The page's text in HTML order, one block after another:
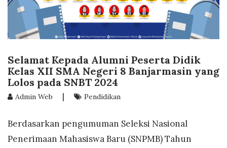
Selamat Kepada Alumni Peserta Didik
Kelas XII SMA Negeri 8 Banjarmasin yang
Lolos pada SNBT 2024
Admin Web | Pendidikan
Berdasarkan pengumuman Seleksi Nasional
Penerimaan Mahasiswa Baru (SNPMB) Tahun